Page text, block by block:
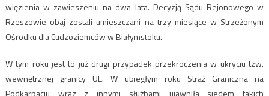
więzienia w zawieszeniu na dwa lata. Decyzją Sądu Rejonowego w
Rzeszowie obaj zostali umieszczani na trzy miesiące w Strzeżonym
Ośrodku dla Cudzoziemców w Białymstoku.
W tym roku jest to już drugi przypadek przekroczenia w ukryciu tzw.
wewnętrznej granicy UE. W ubiegłym roku Straż Graniczna na
Podkarpaciu wraz z innymi służbami ujawniła siedem takich